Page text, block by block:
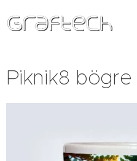
Piknik8 bögre